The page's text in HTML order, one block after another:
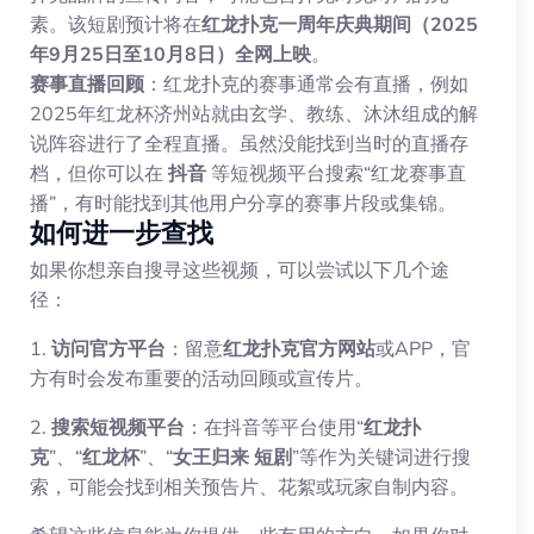
素。该短剧预计将在红龙扑克一周年庆典期间（2025
年9月25日至10月8日）全网上映。
赛事直播回顾 ：红龙扑克的赛事通常会有直播，例如
2025年红龙杯济州站就由玄学、教练、沐沐组成的解
说阵容进行了全程直播。虽然没能找到当时的直播存
档，但你可以在 抖音 等短视频平台搜索“红龙赛事直
播”，有时能找到其他用户分享的赛事片段或集锦。
如何进一步查找
如果你想亲自搜寻这些视频，可以尝试以下几个途
径：
1. 访问官方平台 ：留意红龙扑克官方网站或APP，官
方有时会发布重要的活动回顾或宣传片。
2. 搜索短视频平台 ：在抖音等平台使用“红龙扑
克”、“红龙杯”、“女王归来 短剧”等作为关键词进行搜
索，可能会找到相关预告片、花絮或玩家自制内容。